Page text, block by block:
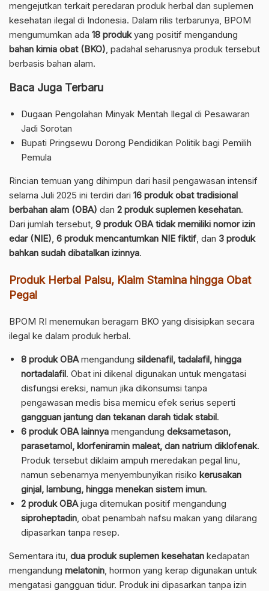
mengejutkan terkait peredaran produk herbal dan suplemen
kesehatan ilegal di Indonesia. Dalam rilis terbarunya, BPOM
mengumumkan ada 18 produkyang positif mengandung
bahan kimia obat (BKO), padahal seharusnya produk tersebut
berbasis bahan alam.
Baca Juga Terbaru
Dugaan Pengolahan Minyak Mentah Ilegal di Pesawaran
Jadi Sorotan
Bupati Pringsewu Dorong Pendidikan Politik bagi Pemilih
Pemula
Rincian temuan yang dihimpun dari hasil pengawasan intensif
selama Juli 2025 ini terdiri dari 16 produk obat tradisional
berbahan alam (OBA) dan 2 produk suplemen kesehatan.
Dari jumlah tersebut, 9 produk OBA tidak memiliki nomor izin
edar (NIE), 6 produk mencantumkan NIE fiktif, dan 3 produk
bahkan sudah dibatalkan izinnya.
Produk Herbal Palsu, Klaim Stamina hingga Obat
Pegal
BPOM RI menemukan beragam BKO yang disisipkan secara
ilegal ke dalam produk herbal.
8 produk OBAmengandung sildenafil, tadalafil, hingga
nortadalafil. Obat ini dikenal digunakan untuk mengatasi
disfungsi ereksi, namun jika dikonsumsi tanpa
pengawasan medis bisa memicu efek serius seperti
gangguan jantung dan tekanan darah tidak stabil.
6 produk OBA lainnya mengandung deksametason,
parasetamol, klorfeniramin maleat, dan natrium diklofenak.
Produk tersebut diklaim ampuh meredakan pegal linu,
namun sebenarnya menyembunyikan risiko kerusakan
ginjal, lambung, hingga menekan sistem imun.
2 produk OBAjuga ditemukan positif mengandung
siproheptadin, obat penambah nafsu makan yang dilarang
dipasarkan tanpa resep.
Sementara itu, dua produk suplemen kesehatan kedapatan
mengandung melatonin, hormon yang kerap digunakan untuk
mengatasi gangguan tidur. Produk ini dipasarkan tanpa izin